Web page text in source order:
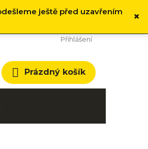
ještě před uzavřením
×
Přihlášení
Nákupní
košík
Prázdný košík